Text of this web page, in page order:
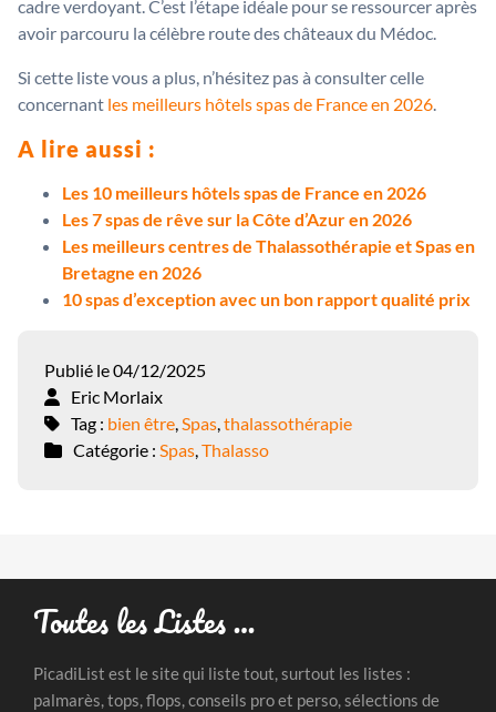
cadre verdoyant. C’est l’étape idéale pour se ressourcer après
avoir parcouru la célèbre route des châteaux du Médoc.
Si cette liste vous a plus, n’hésitez pas à consulter celle
concernant les meilleurs hôtels spas de France en 2026.
A lire aussi :
Les 10 meilleurs hôtels spas de France en 2026
Les 7 spas de rêve sur la Côte d’Azur en 2026
Les meilleurs centres de Thalassothérapie et Spas en
Bretagne en 2026
10 spas d’exception avec un bon rapport qualité prix
Publié le 04/12/2025
Eric Morlaix
Tag : bien être,Spas,thalassothérapie
Catégorie : Spas,Thalasso
Toutes les Listes …
PicadiList est le site qui liste tout, surtout les listes :
palmarès, tops, flops, conseils pro et perso, sélections de